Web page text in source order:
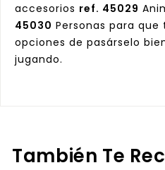
accesorios ref. 45029
45030 Personas para
opciones de pasárselo
jugando.
También Te